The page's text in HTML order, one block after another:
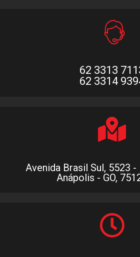
62 3313
62 3314
Avenida Brasil Sul, 5523
Anápolis - GO,